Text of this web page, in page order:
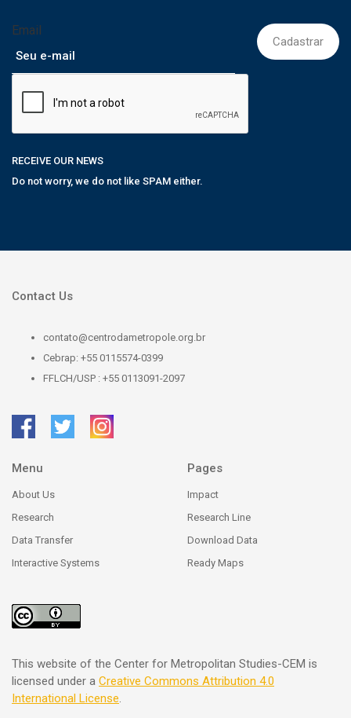
Email
RECEIVE OUR NEWS
Do not worry, we do not like SPAM either.
Contact Us
contato@centrodametropole.org.br
Cebrap: +55 0115574-0399
FFLCH/USP : +55 0113091-2097
Menu
About Us
Research
Data Transfer
Interactive Systems
Pages
Impact
Research Line
Download Data
Ready Maps
This website of the Center for Metropolitan Studies-CEM is
licensed under a Creative Commons Attribution 4.0
International License.